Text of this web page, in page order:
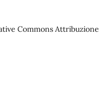
Commons Attribuzione